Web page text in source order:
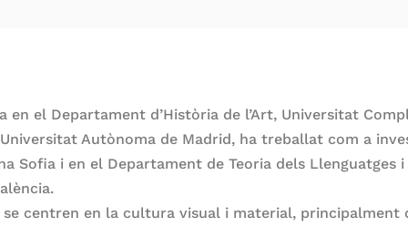
en el Departament d’Història de l’Art, Universitat
Autònoma de Madrid, ha treballat com a
Sofia i en el Departament de Teoria dels Llenguatges
se centren en la cultura visual i material, principalment